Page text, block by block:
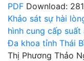
PDF Download:
Khảo sát sự hài
hình cung cấp suất
Đa khoa tỉnh Thái
Thị Phương Thảo